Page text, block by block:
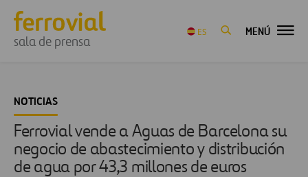
sala de prensa
ES MENÚ
NOTICIAS
Ferrovial vende a Aguas de Barcelona su
negocio de abastecimiento y distribución
de agua por 43,3 millones de euros